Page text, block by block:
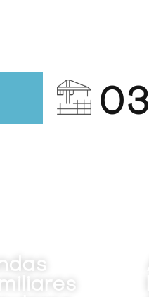
03
Ampliación de
bodega La